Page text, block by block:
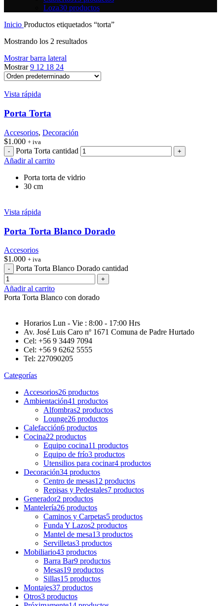
Loza30 productos
Inicio Productos etiquetados “torta”
Mostrando los 2 resultados
Mostrar barra lateral
Mostrar9 12 18 24
Vista rápida
Porta Torta
Accesorios, Decoración
$1.000 + iva
Porta Torta cantidad
Añadir al carrito
Porta torta de vidrio
30 cm
Vista rápida
Porta Torta Blanco Dorado
Accesorios
$1.000 + iva
Porta Torta Blanco Dorado cantidad
Añadir al carrito
Porta Torta Blanco con dorado
Horarios Lun - Vie : 8:00 - 17:00 Hrs
Av. José Luis Caro nº 1671 Comuna de Padre Hurtado
Cel: +56 9 3449 7094
Cel: +56 9 6262 5555
Tel: 227090205
Categorías
Accesorios26 productos
Ambientación41 productos
Alfombras2 productos
Lounge26 productos
Calefacción6 productos
Cocina22 productos
Equipo cocina11 productos
Equipo de frío3 productos
Utensilios para cocinar4 productos
Decoración34 productos
Centro de mesas12 productos
Repisas y Pedestales7 productos
Generador2 productos
Mantelería26 productos
Caminos y Carpetas5 productos
Funda Y Lazos2 productos
Mantel de mesa13 productos
Servilletas3 productos
Mobiliario43 productos
Barra Bar9 productos
Mesas19 productos
Sillas15 productos
Montajes37 productos
Otros3 productos